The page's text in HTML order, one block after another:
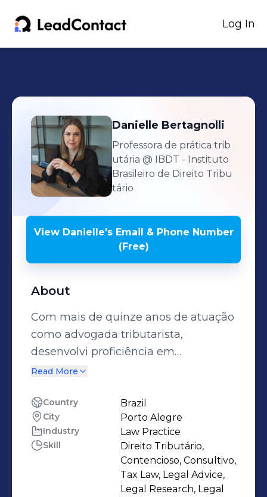
Log In
Danielle Bertagnolli
Professora de prática trib
utária @ IBDT - Instituto
Brasileiro de Direito Tribu
tário
View Danielle'sEmail & Phone Number
(Free)
About
Com mais de quinze anos de atuação
como advogada tributarista,
desenvolvi proficiência em
contencioso e consultivo tributário,
tributárias complexas em todas as
esferas administrativas e judiciais.
Atualmente estou à frente da equipe
de Direito Tributário do Brenner &
Caletti Advogados, atuando em
iniciativas que buscam inovação e
Read More
Country Brazil
City Porto Alegre
Industry Law Practice
Skill
Direito Tributário,
Contencioso, Consultivo,
Tax Law, Legal Advice,
Legal Research, Legal